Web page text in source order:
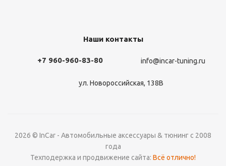
Наши контакты
+7 960-960-83-80 info@incar-tuning.ru
ул. Новороссийская, 138В
2026 © InCar - Автомобильные аксессуары & тюнинг с 2008
года
Техподержка и продвижение сайта: Всё отлично!